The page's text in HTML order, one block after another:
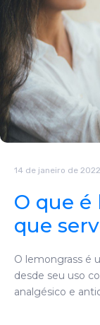
14 de janeiro de 2022
O que é
que
O lemongrass é
desde seu uso
analgésico e